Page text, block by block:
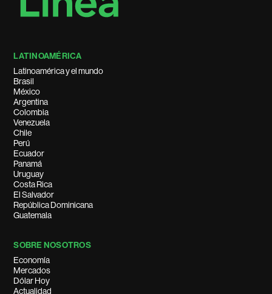
LATINOAMÉRICA
Latinoamérica y el mundo
Brasil
México
Argentina
Colombia
Venezuela
Chile
Perú
Ecuador
Panamá
Uruguay
Costa Rica
El Salvador
República Dominicana
Guatemala
SOBRE NOSOTROS
Economía
Mercados
Dólar Hoy
Actualidad